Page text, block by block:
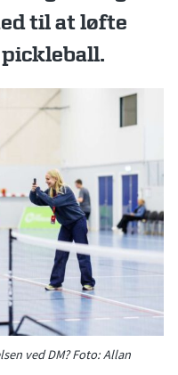
til at løfte
ved DM? Foto: Allan